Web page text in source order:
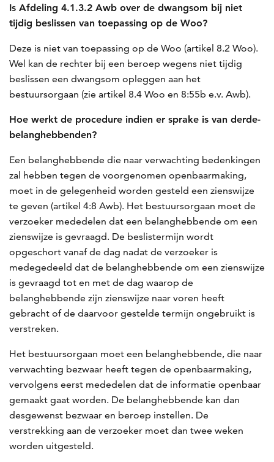
Is Afdeling 4.1.3.2 Awb over de dwangsom bij niet
tijdig beslissen van toepassing op de Woo?
Deze is niet van toepassing op de Woo (artikel 8.2 Woo).
Wel kan de rechter bij een beroep wegens niet tijdig
beslissen een dwangsom opleggen aan het
bestuursorgaan (zie artikel 8.4 Woo en 8:55b e.v. Awb).
Hoe werkt de procedure indien er sprake is van derde-
belanghebbenden?
Een belanghebbende die naar verwachting bedenkingen
zal hebben tegen de voorgenomen openbaarmaking,
moet in de gelegenheid worden gesteld een zienswijze
te geven (artikel 4:8 Awb). Het bestuursorgaan moet de
verzoeker mededelen dat een belanghebbende om een
zienswijze is gevraagd. De beslistermijn wordt
opgeschort vanaf de dag nadat de verzoeker is
medegedeeld dat de belanghebbende om een zienswijze
is gevraagd tot en met de dag waarop de
belanghebbende zijn zienswijze naar voren heeft
gebracht of de daarvoor gestelde termijn ongebruikt is
verstreken.
Het bestuursorgaan moet een belanghebbende, die naar
verwachting bezwaar heeft tegen de openbaarmaking,
vervolgens eerst mededelen dat de informatie openbaar
gemaakt gaat worden. De belanghebbende kan dan
desgewenst bezwaar en beroep instellen. De
verstrekking aan de verzoeker moet dan twee weken
worden uitgesteld.